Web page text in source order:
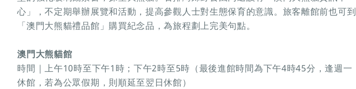
心」，不定期舉辦展覽和活動，提高參觀人士對生態保育的意識。旅客離館前也可到
「澳門大熊貓禮品館」購買紀念品，為旅程劃上完美句點。
澳門大熊貓館
時間｜上午10時至下午1時；下午2時至5時（最後進館時間為下午4時45分，逢週一
休館，若為公眾假期，則順延至翌日休館）